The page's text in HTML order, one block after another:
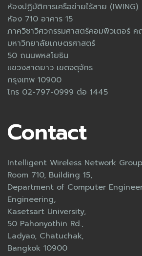
ห้องปฎิบัติการเครือข่ายไร้สาย (IWING)
ห้อง 710 อาคาร 15
ภาควิชาวิศวกรรมศาสตร์คอมพิวเตอร์
มหาวิทยาลัยเกษตรศาสตร์
50 ถนนพหลโยธิน
แขวงลาดยาว เขตจตุจักร
กรุงเทพ 10900
โทร 02-797-0999 ต่อ 1445
Contact
Intelligent Wireless Network
Room 710, Building 15,
Department of Computer
Engineering,
Kasetsart University,
50 Pahonyothin Rd.,
Ladyao, Chatuchak,
Bangkok 10900